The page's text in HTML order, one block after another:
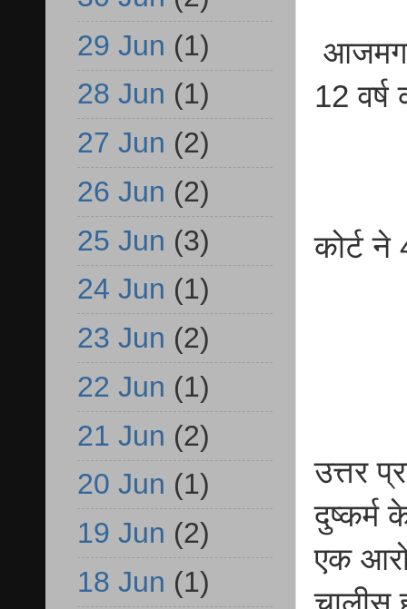
12 वर्ष
कोर्ट ने
उत्तर
दुष्कर्म
एक
29 Jun (1)
28 Jun (1)
27 Jun (2)
26 Jun (2)
25 Jun (3)
24 Jun (1)
23 Jun (2)
22 Jun (1)
21 Jun (2)
20 Jun (1)
19 Jun (2)
18 Jun (1)